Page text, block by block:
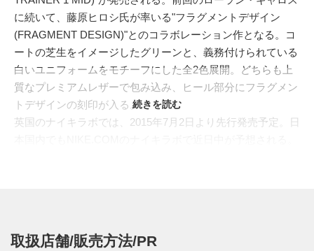
に続いて、藤原ヒロシ氏が率いる"フラグメントデザイン
(FRAGMENT DESIGN)"とのコラボレーション作となる。コ
ートの芝生をイメージしたグリーンと、義務付けられている
白いユニフォームをモチーフにした全2色展開。どちらも上
質なプレミアムレザーで包み込み、ヒール部分にフラグメン
トデザインの刻印が入る。
英国のナイキラボでは、2015年7月2日より先行発売予定。日
・CHLOROPHYLL/WHITE/CHLOROPHYLL 806942-331 検
続きを読む
取扱店舗/販売方法/PR